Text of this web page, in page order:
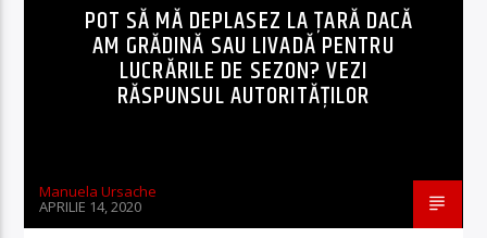
POT SĂ MĂ DEPLASEZ LA ȚARĂ DACĂ
AM GRĂDINĂ SAU LIVADĂ PENTRU
LUCRĂRILE DE SEZON? VEZI
RĂSPUNSUL AUTORITĂȚILOR
Manuela Ursache
APRILIE 14, 2020